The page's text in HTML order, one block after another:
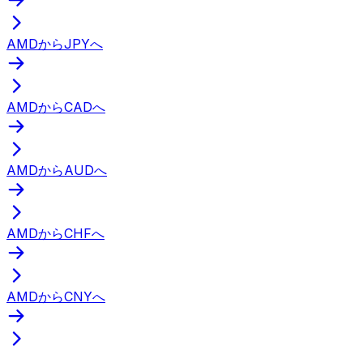
AMDからJPYへ
AMDからCADへ
AMDからAUDへ
AMDからCHFへ
AMDからCNYへ